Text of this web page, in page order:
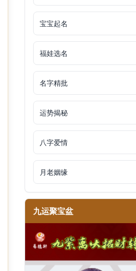
宝宝起名
福娃选名
名字精批
运势揭秘
八字爱情
月老姻缘
九运聚宝盆